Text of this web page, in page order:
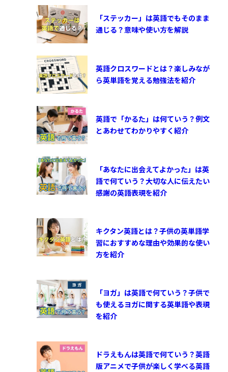
「ステッカー」は英語でもそのまま
通じる？意味や使い方を解説
英語クロスワードとは？楽しみなが
ら英単語を覚える勉強法を紹介
英語で「かるた」は何ていう？例文
とあわせてわかりやすく紹介
「あなたに出会えてよかった」は英
語で何ていう？大切な人に伝えたい
感謝の英語表現を紹介
キクタン英語とは？子供の英単語学
習におすすめな理由や効果的な使い
方を紹介
「ヨガ」は英語で何ていう？子供で
も使えるヨガに関する英単語や表現
を紹介
ドラえもんは英語で何ていう？英語
版アニメで子供が楽しく学べる英語